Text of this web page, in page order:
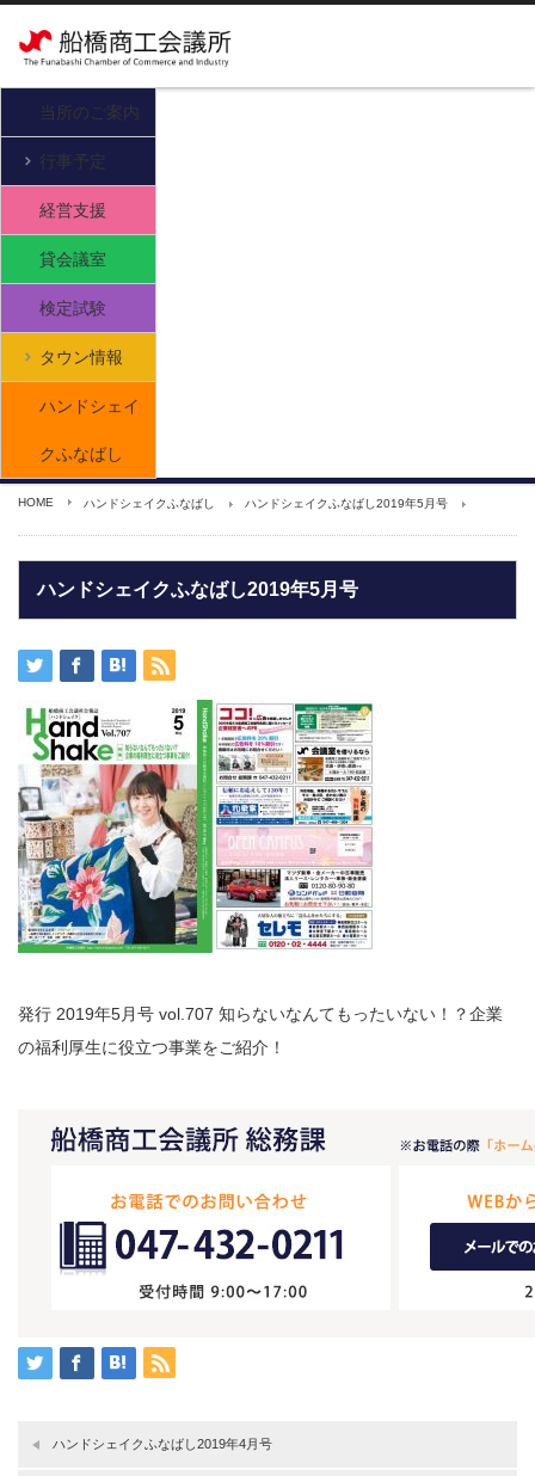
当所のご案内
行事予定
経営支援
貸会議室
検定試験
タウン情報
ハンドシェイ
クふなばし
HOME ハンドシェイクふなばし ハンドシェイクふなばし2019年5月号
ハンドシェイクふなばし2019年5月号
発行 2019年5月号 vol.707 知らないなんてもったいない！？企業
の福利厚生に役立つ事業をご紹介！
ハンドシェイクふなばし2019年4月号